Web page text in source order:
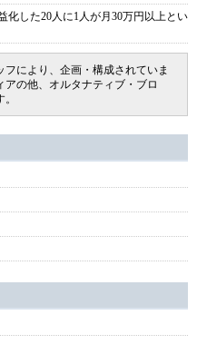
化した20人に1人が月30万円以上とい
により、企画・構成されていま
の他、オルタナティブ・ブロ